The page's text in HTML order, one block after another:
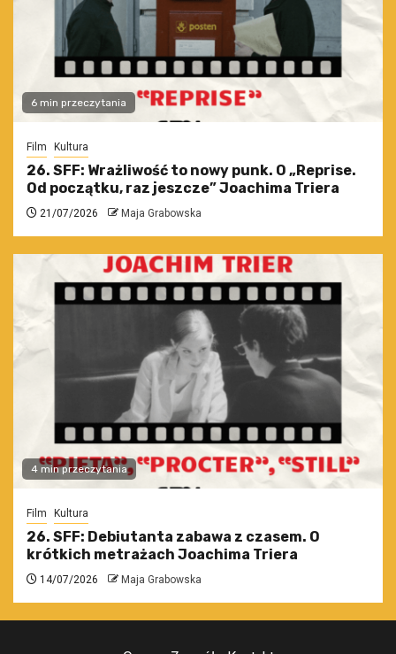
6 min przeczytania
Film Kultura
26. SFF: Wrażliwość to nowy punk. O „Reprise.
Od początku, raz jeszcze” Joachima Triera
21/07/2026 Maja Grabowska
4 min przeczytania
Film Kultura
26. SFF: Debiutanta zabawa z czasem. O
krótkich metrażach Joachima Triera
14/07/2026 Maja Grabowska